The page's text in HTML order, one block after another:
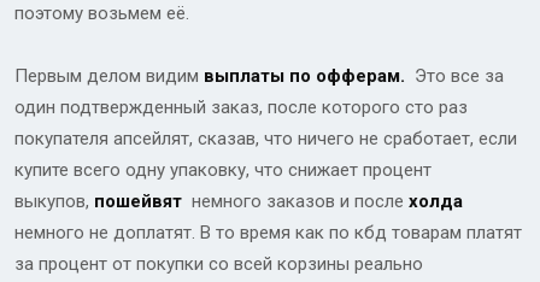
поэтому возьмем её.
Первым делом видим выплаты по офферам. Это все за
один подтвержденный заказ, после которого сто раз
покупателя апсейлят, сказав, что ничего не сработает, если
купите всего одну упаковку, что снижает процент
выкупов, пошейвят немного заказов и после холда
немного не доплатят. В то время как по кбд товарам платят
за процент от покупки со всей корзины реально